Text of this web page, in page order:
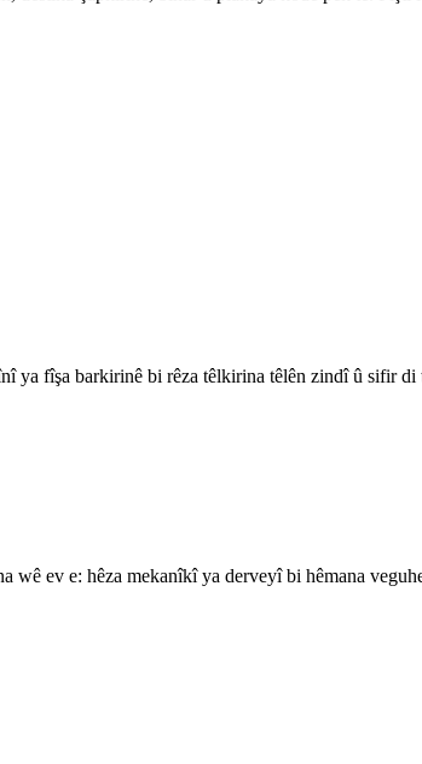
ya fîşa barkirinê bi rêza têlkirina têlên zindî û sifir
wê ev e: hêza mekanîkî ya derveyî bi hêmana